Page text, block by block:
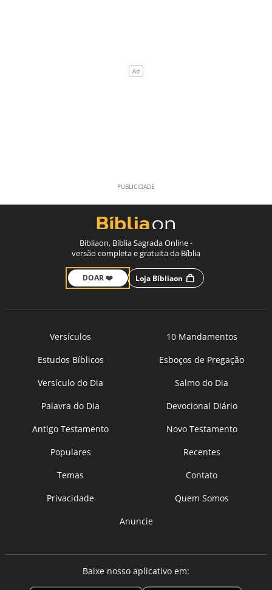
Bíbliaon, Bíblia Sagrada Online -
versão completa e gratuita da Bíblia
DOAR ❤️ Loja Bíbliaon
Versículos
10 Mandamentos
Estudos Bíblicos
Esboços de Pregação
Versículo do Dia
Salmo do Dia
Palavra do Dia
Devocional Diário
Antigo Testamento
Novo Testamento
Populares
Recentes
Temas
Contato
Privacidade
Quem Somos
Anuncie
Baixe nosso aplicativo em: